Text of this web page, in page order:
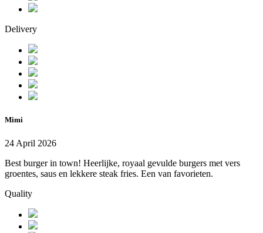
Delivery
Mimi
24 April 2026
Best burger in town! Heerlijke, royaal gevulde burgers met vers
groentes, saus en lekkere steak fries. Een van favorieten.
Quality